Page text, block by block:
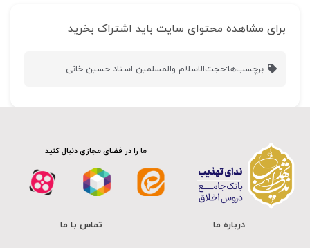
برای مشاهده محتوای سایت باید اشتراک بخرید
برچسب‌ها:حجت‌الاسلام والمسلمین استاد حسین خانی
ما را در فضای مجازی دنبال کنید
درباره ما تماس با ما